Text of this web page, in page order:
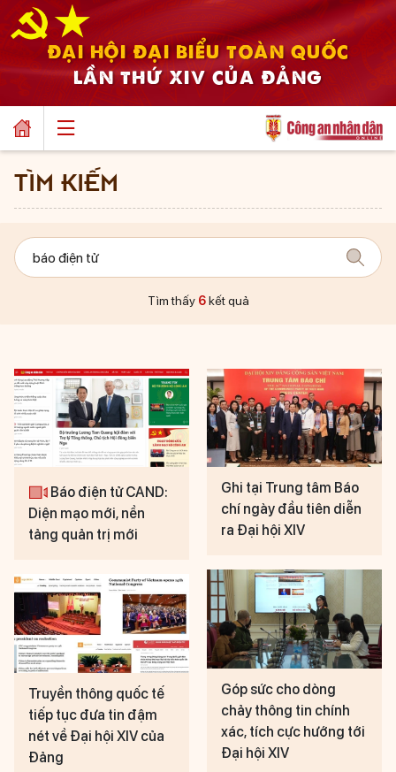
ĐẠI HỘI ĐẠI BIỂU TOÀN QUỐC
LẦN THỨ XIV CỦA ĐẢNG
TÌM KIẾM
Tìm thấy 6kết quả
Báo điện tử CAND:
Diện mạo mới, nền
tảng quản trị mới
Truyền thông quốc tế
tiếp tục đưa tin đậm
nét về Đại hội XIV của
Đảng
Ghi tại Trung tâm Báo
chí ngày đầu tiên diễn
ra Đại hội XIV
Góp sức cho dòng
chảy thông tin chính
xác, tích cực hướng tới
Đại hội XIV